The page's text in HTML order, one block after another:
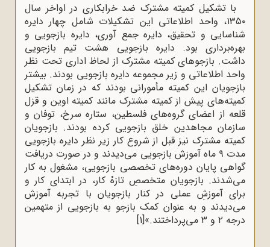
با تشکیل کمیته مشترک ضد خرابکاری در اواخر سال
۱۳۵۰، واحد اطلاعاتی این تشکیلات شامل چهار دایره
شناسایی و تحقیق، دایره جمع آوری، دایره بازجویی و
بهره‌برداری بود. دایره بازجویی هشت تیم بازجویی
داشت. بازجوهای کمیته مشترک از لحاظ اداری تحت نظر
واحد اطلاعاتی و زیر مجموعه دایره بازجویی بودند. بیشتر
بازجویان این کمیته مأمورانی بودند که در زمان تشکیل
کمیته‌های پیش از کمیته مشترک مانند کمیته اوین و قزل
قلعه از اعضای گروه‌های فلسطین، ستاره سرخ، توفان و
سازمان مجاهدین خلق بازجویی کرده بودند. بازجویان
کمیته مشترک نیز قبل از شروع کار زیر نظر دایره بازجویی
مدت ۹ ماه آموزش بازجویی می‌دیدند و در صورت دریافت
گواهی پایان دوره‌های تخصصی بازجویی، مشغول به کار
می‌شدند. بازجویان متخصصِ تازهْ کار، در ابتدای کار و
برای آموزشِ عملی در کنار بازجویان با تجربه آموزش
می‌دیدند و به عنوان کمک بازجو به بازجویی از متهمین
درجه ۲ و ۳ می‌پرداختند.»
[1]